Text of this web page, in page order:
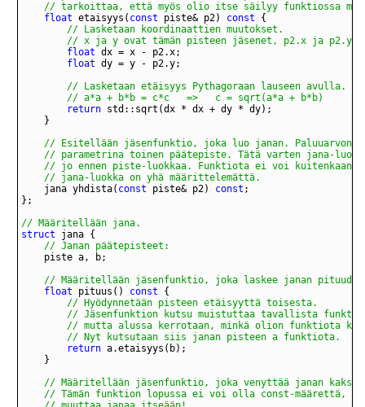
// tarkoittaa, että myös olio itse säilyy funktiossa
float etaisyys( const piste& p2) const
// x ja y ovat tämän pisteen jäsenet, p2.x ja p2.y
float
float
		// a*a + b*b = c*c   =>   c = sqrt(a*a + b*b)
return
	// jana-luokka on yhä määrittelemättä.
	jana yhdista(
const piste& p2) const
// Määritellään jana.
struct
// Janan päätepisteet:
// Määritellään jäsenfunktio, joka laskee janan
float pituus() const
		// Nyt kutsutaan siis janan pisteen a funktiota.
return